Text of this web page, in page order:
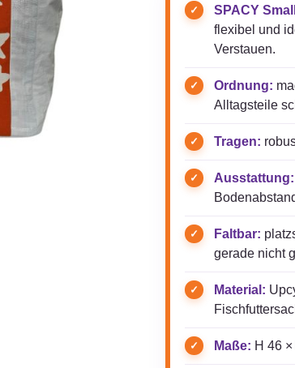
SPACY
flexibel und
Verstauen.
Ordnung:
Alltagsteile
Tragen:
Ausstattung:
Faltbar:
gerade nicht
Material:
Maße: H 46